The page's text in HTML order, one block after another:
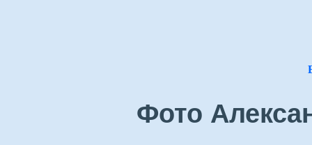
Фото